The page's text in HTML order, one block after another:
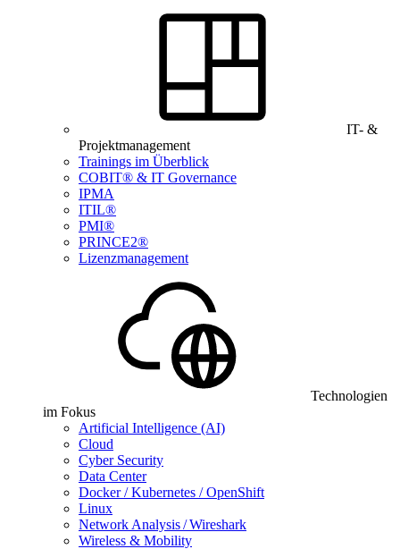
IT- &
Projektmanagement
Trainings im Überblick
COBIT® & IT Governance
IPMA
ITIL®
PMI®
PRINCE2®
Lizenzmanagement
Technologien
im Fokus
Artificial Intelligence (AI)
Cloud
Cyber Security
Data Center
Docker / Kubernetes / OpenShift
Linux
Network Analysis / Wireshark
Wireless & Mobility